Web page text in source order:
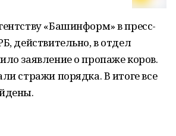
«Башинформ» в пресс-
действительно, в отдел
заявление о пропаже коров.
стражи порядка. В итоге все